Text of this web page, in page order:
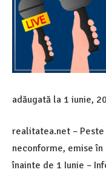
adăugată la 1 iunie,
realitatea.net –
neconforme, emise
înainte de 1 Iunie –